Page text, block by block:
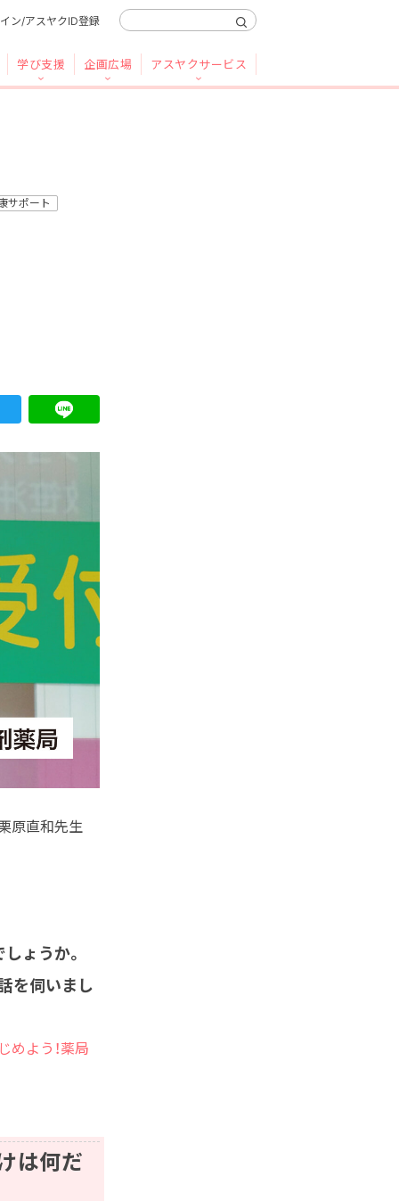
ン/アスヤクID登録
学び支援 企画広場 アスヤクサービス
サポート
原直和先生
ょうか。
を伺いまし
めよう！薬局
は何だ